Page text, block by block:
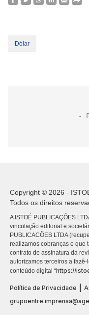
Dólar
Copyright © 2026 -
Todos os direitos
A ISTOÉ PUBLICAÇÕES
vinculação editorial e
PUBLICACÕES LTDA
realizamos cobranças e que
contrato de assinatura da
autorizamos terceiros a
conteúdo digital “https://
Política de Privacidade